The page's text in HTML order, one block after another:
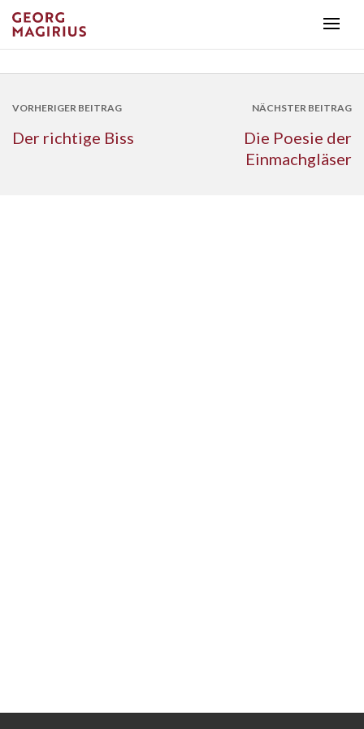
VORHERIGER BEITRAG
Der richtige Biss
NÄCHSTER BEITRAG
Die Poesie der
Einmachgläser